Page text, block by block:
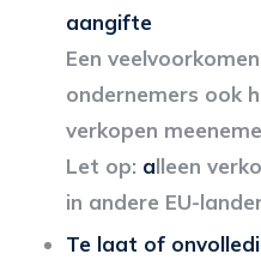
aangifte
Een
ondernemers ook
verkopen
Let op: alleen
in andere EU-
Te laat of